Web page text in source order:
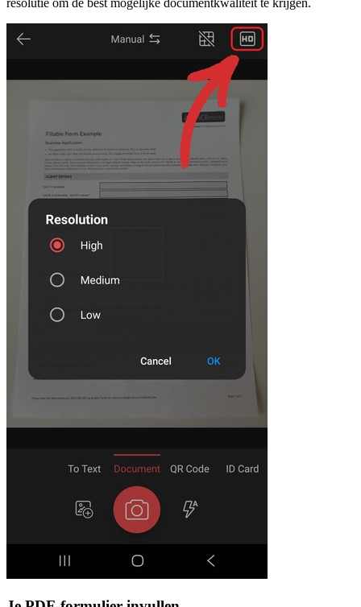
resolutie om de best mogelijke documentkwaliteit te krijgen.